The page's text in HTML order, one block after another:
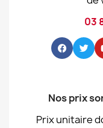
03
Nos prix
Prix unitaire